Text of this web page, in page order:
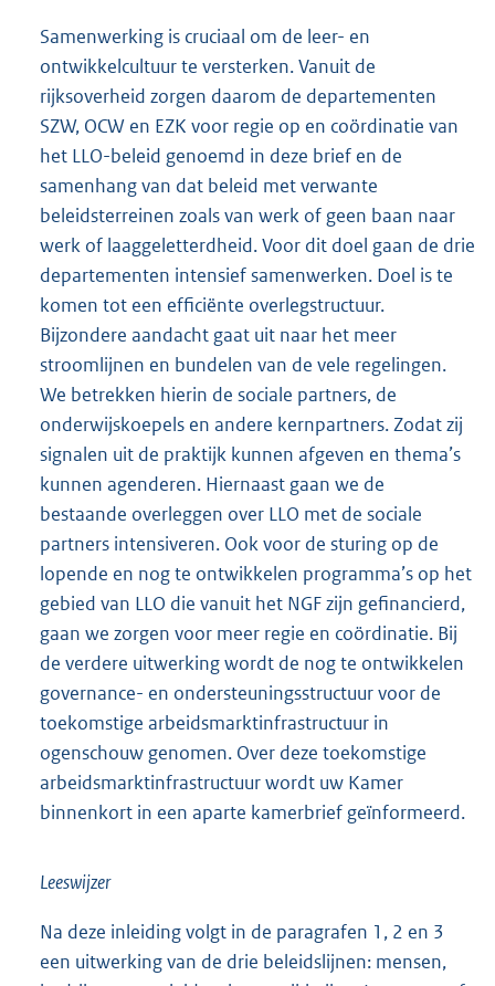
Samenwerking is cruciaal om de leer- en
ontwikkelcultuur te versterken. Vanuit de
rijksoverheid zorgen daarom de departementen
SZW, OCW en EZK voor regie op en coördinatie van
het LLO-beleid genoemd in deze brief en de
samenhang van dat beleid met verwante
beleidsterreinen zoals van werk of geen baan naar
werk of laaggeletterdheid. Voor dit doel gaan de drie
departementen intensief samenwerken. Doel is te
komen tot een efficiënte overlegstructuur.
Bijzondere aandacht gaat uit naar het meer
stroomlijnen en bundelen van de vele regelingen.
We betrekken hierin de sociale partners, de
onderwijskoepels en andere kernpartners. Zodat zij
signalen uit de praktijk kunnen afgeven en thema’s
kunnen agenderen. Hiernaast gaan we de
bestaande overleggen over LLO met de sociale
partners intensiveren. Ook voor de sturing op de
lopende en nog te ontwikkelen programma’s op het
gebied van LLO die vanuit het NGF zijn gefinancierd,
gaan we zorgen voor meer regie en coördinatie. Bij
de verdere uitwerking wordt de nog te ontwikkelen
governance- en ondersteuningsstructuur voor de
toekomstige arbeidsmarktinfrastructuur in
ogenschouw genomen. Over deze toekomstige
arbeidsmarktinfrastructuur wordt uw Kamer
binnenkort in een aparte kamerbrief geïnformeerd.
Leeswijzer
Na deze inleiding volgt in de paragrafen 1, 2 en 3
een uitwerking van de drie beleidslijnen: mensen,